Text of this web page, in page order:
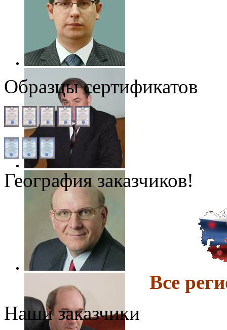
Образцы сертификатов
География заказчиков!
Все
Наши заказчики